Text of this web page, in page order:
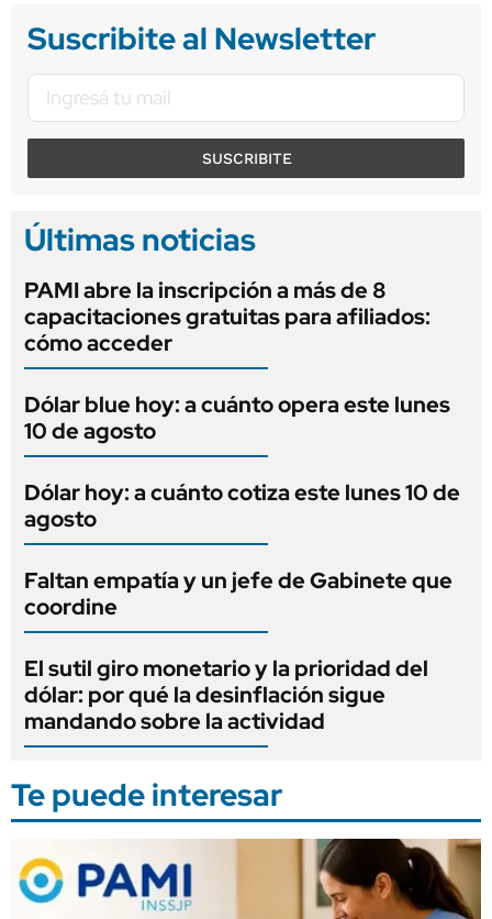
Suscribite al Newsletter
SUSCRIBITE
Últimas noticias
PAMI abre la inscripción a más de 8
capacitaciones gratuitas para afiliados:
cómo acceder
Dólar blue hoy: a cuánto opera este lunes
10 de agosto
Dólar hoy: a cuánto cotiza este lunes 10 de
agosto
Faltan empatía y un jefe de Gabinete que
coordine
El sutil giro monetario y la prioridad del
dólar: por qué la desinflación sigue
mandando sobre la actividad
Te puede interesar